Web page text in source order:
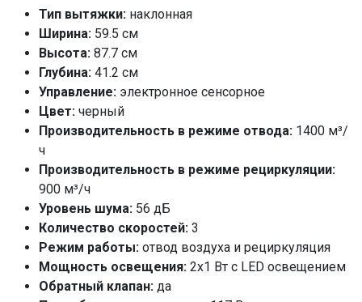
Тип вытяжки: наклонная
Ширина: 59.5 см
Высота: 87.7 см
Глубина: 41.2 см
Управление: электронное сенсорное
Цвет: черный
Производительность в режиме отвода: 1400 м³/
ч
Производительность в режиме рециркуляции:
900 м³/ч
Уровень шума: 56 дБ
Количество скоростей: 3
Режим работы: отвод воздуха и рециркуляция
Мощность освещения: 2х1 Вт с LED освещением
Обратный клапан: да